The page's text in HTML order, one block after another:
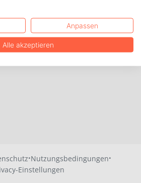
·Nutzungsbedingungen·
Einstellungen
Anpassen
Alle akzeptieren